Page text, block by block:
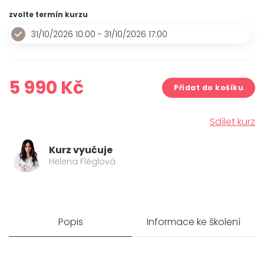
zvolte termín kurzu
31/10/2026 10:00 - 31/10/2026 17:00
5 990 Kč Přidat do košíku
Sdílet kurz
Kurz vyučuje
Helena Fléglová
Popis Informace ke školení